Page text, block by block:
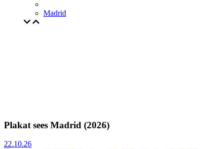
Madrid
Plakat sees Madrid (2026)
22.10.26